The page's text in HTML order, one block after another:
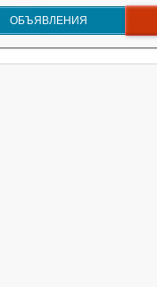
ОБЪЯВЛЕНИЯ